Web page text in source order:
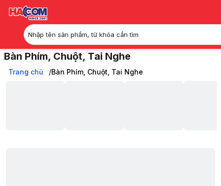
Nhập tên sản phẩm, từ khóa cần tìm
Bàn Phím, Chuột, Tai Nghe
Phím Chuột, Bàn, Ghế, Gear chính hãng, đa dạng mẫu mã, cực
Trang chủ
Trang chủ Bàn Phím, Chuột, Tai Nghe